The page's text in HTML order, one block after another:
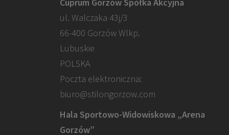
ul. Walczaka 43j/3
66-400 Gorzów Wlkp.
Lubuskie
POLSKA
Poczta elektroniczna:
biuro@stilongorzow.com
Hala Sportowo-Widowiskowa „Arena
Gorzów”